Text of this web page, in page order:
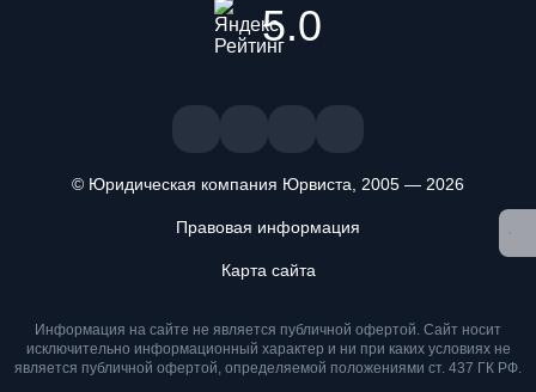
5.0
© Юридическая компания Юрвиста, 2005 — 2026
Правовая информация
Карта сайта
Информация на сайте не является публичной офертой. Cайт носит
исключительно информационный характер и ни при каких условиях не
является публичной офертой, определяемой положениями ст. 437 ГК РФ.
подтверждаете, что ознакомлены и принимаете условия
согласие на обработку персональных данных метрическими
программами.